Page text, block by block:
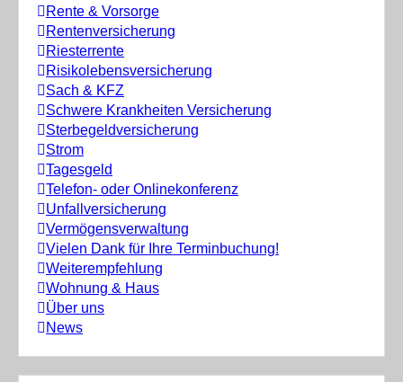
Rente & Vorsorge
Rentenversicherung
Riesterrente
Risikolebensversicherung
Sach & KFZ
Schwere Krankheiten Versicherung
Sterbegeldversicherung
Strom
Tagesgeld
Telefon- oder Onlinekonferenz
Unfallversicherung
Vermögensverwaltung
Vielen Dank für Ihre Terminbuchung!
Weiterempfehlung
Wohnung & Haus
Über uns
News